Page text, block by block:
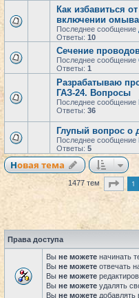
Как избавиться
включении
Последнее сообщение
Ответы: 10
Сечение
Последнее сообщение
Ответы: 1
Разрабатываю
ГАЗ-24. Вопросы
Последнее сообщение
Ответы: 36
Глупый вопрос о
Последнее сообщение
Ответы: 5
Новая тема
1477 тем 1
Права доступа
Вы не можете начинать
Вы не можете отвечать
Вы не можете
Вы не можете удалять
Вы не можете добавлять